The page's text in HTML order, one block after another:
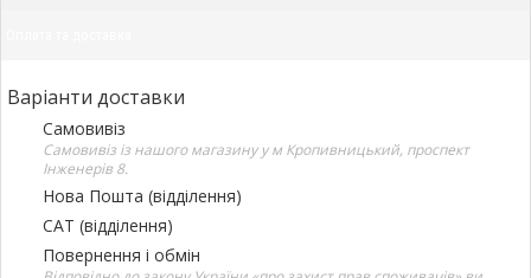
Варіанти доставки
Самовивіз
Самовивіз із нашого магазину у м Кропивницький, проспект
Інженерів 8.
Нова Пошта (відділення)
САТ (відділення)
Повернення і обмін